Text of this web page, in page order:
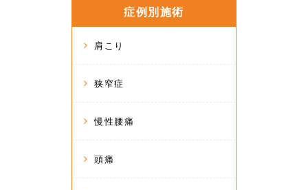
症例別施術
肩こり
狭窄症
慢性腰痛
頭痛